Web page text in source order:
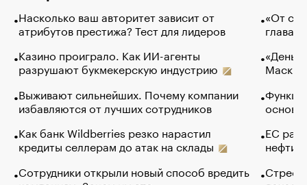
Насколько ваш авторитет зависит от
атрибутов престижа? Тест для лидеров
Казино проиграло. Как ИИ-агенты
разрушают букмекерскую индустрию
Выживают сильнейших. Почему компании
избавляются от лучших сотрудников
Как банк Wildberries резко нарастил
кредиты селлерам до атак на склады
Сотрудники открыли новый способ вредить
«От
глава
Маск в
основ
ЕС
нефти